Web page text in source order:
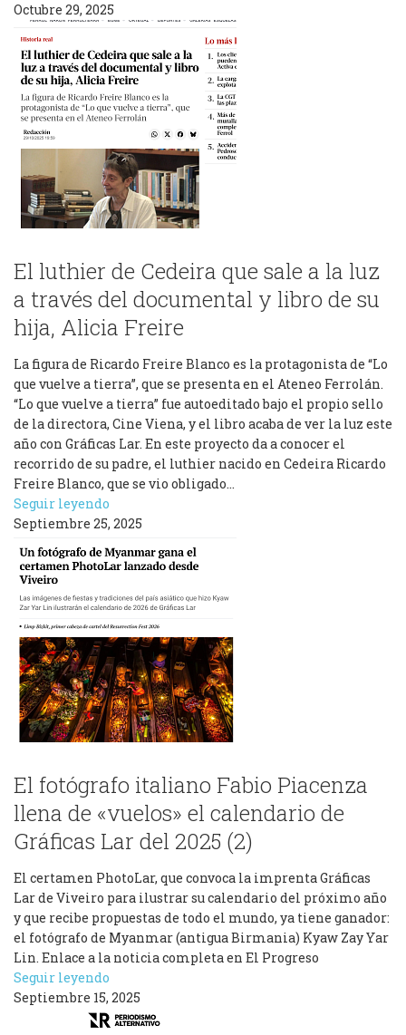
Octubre 29, 2025
El luthier de Cedeira que sale a la luz
a través del documental y libro de su
hija, Alicia Freire
La figura de Ricardo Freire Blanco es la protagonista de “Lo
que vuelve a tierra”, que se presenta en el Ateneo Ferrolán.
“Lo que vuelve a tierra” fue autoeditado bajo el propio sello
de la directora, Cine Viena, y el libro acaba de ver la luz este
año con Gráficas Lar. En este proyecto da a conocer el
recorrido de su padre, el luthier nacido en Cedeira Ricardo
Freire Blanco, que se vio obligado…
Seguir leyendo
Septiembre 25, 2025
El fotógrafo italiano Fabio Piacenza
llena de «vuelos» el calendario de
Gráficas Lar del 2025 (2)
El certamen PhotoLar, que convoca la imprenta Gráficas
Lar de Viveiro para ilustrar su calendario del próximo año
y que recibe propuestas de todo el mundo, ya tiene ganador:
el fotógrafo de Myanmar (antigua Birmania) Kyaw Zay Yar
Lin. Enlace a la noticia completa en El Progreso
Seguir leyendo
Septiembre 15, 2025